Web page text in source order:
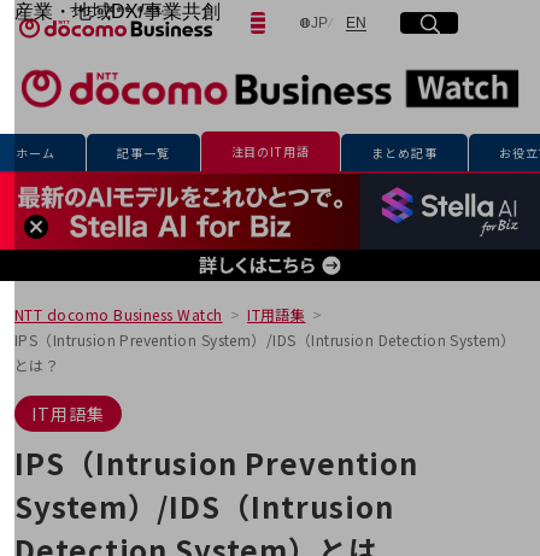
産業・地域DX/事業共創
OPEN HUB for Plural Futures
自律・分散・協調型社会の実現を目指し、
「社会可能性」を探究・実装する事業共創エコシステムです。
イベント/ウェビナー
記事コンテンツ
プレイヤー(カタリスト/パートナー企業)
事例
Smart World
産業・地域DXプラットフォーマーとして
Smart City
Smart Education
Smart Healthcare
Smart Industry
Smart Mobility
Smart Worksite
生成AI(Generative AI)
地域の取り組み
地域社会を支える皆さまと地域課題の解決や
地域経済のさらなる活性化に取り組みます
JP日本語
ENEnglish
サイト内検索
開く
メニュー
開く
フリーワードを入力して探す
フリーワードでNTTドコモビジネスの
検索する
ホーム 記事一覧 注目のIT用語 まとめ記事 お役
NTT docomo Business Watch
IT用語集
IPS（Intrusion Prevention System）/IDS（Intrusion Detection System）
とは？
IT用語集
IPS（Intrusion Prevention
System）/IDS（Intrusion